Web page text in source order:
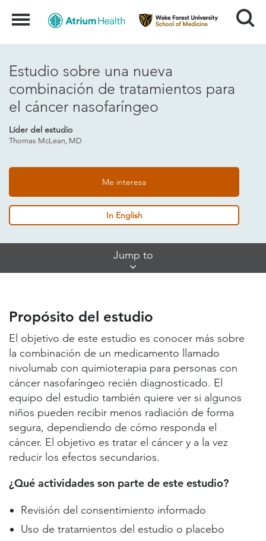
Menu Search
Estudio sobre una nueva
combinación de tratamientos para
el cáncer nasofaríngeo
Líder del estudio
Thomas McLean, MD
Me interesa
In English
Jump to
Lugares de estudio y contactos
Información útil
Propósito del estudio
El objetivo de este estudio es conocer más sobre
la combinación de un medicamento llamado
nivolumab con quimioterapia para personas con
cáncer nasofaríngeo recién diagnosticado. El
equipo del estudio también quiere ver si algunos
niños pueden recibir menos radiación de forma
segura, dependiendo de cómo responda el
cáncer. El objetivo es tratar el cáncer y a la vez
reducir los efectos secundarios.
¿Qué actividades son parte de este estudio?
Revisión del consentimiento informado
Uso de tratamientos del estudio o placebo